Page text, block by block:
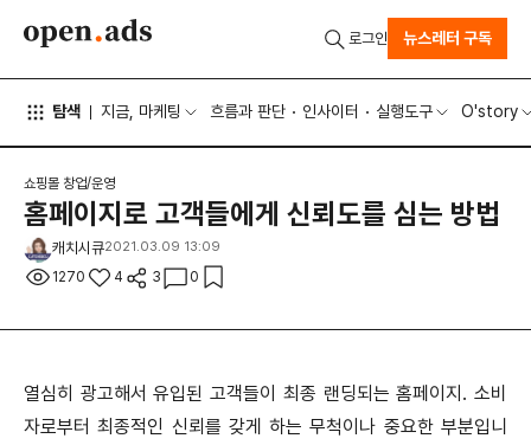
탐색 지금, 마케팅 흐름과 판단 인사이터 실행도구 O'story
로그인 뉴스레터 구독
쇼핑몰 창업/운영
홈페이지로 고객들에게 신뢰도를 심는 방법
캐치시큐2021.03.09 13:09
1270 4 3 0
열심히 광고해서 유입된 고객들이 최종 랜딩되는 홈페이지. 소비
자로부터 최종적인 신뢰를 갖게 하는 무척이나 중요한 부분입니